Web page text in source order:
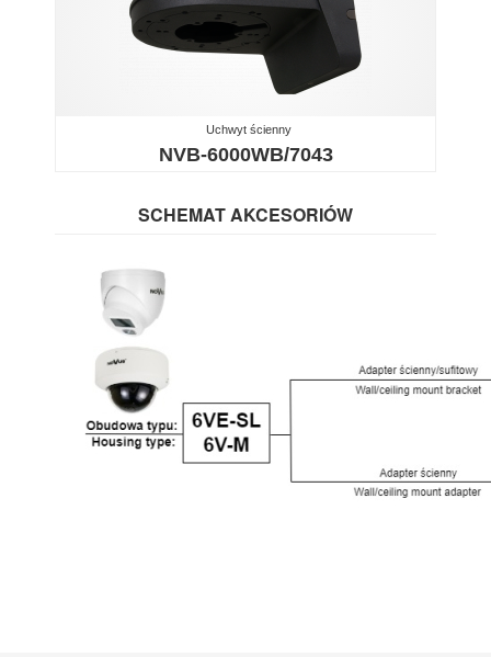
Uchwyt ścienny
NVB-6000WB/7043
SCHEMAT AKCESORIÓW